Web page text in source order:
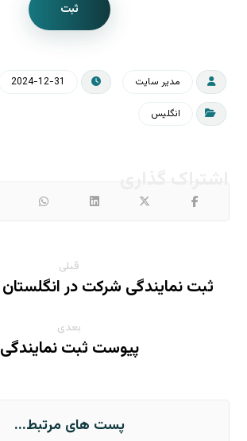
ثبت
مدیر سایت 2024-12-31
انگلیس
قبلی
ثبت نمایندگی شرکت در انگلستان Expansion
بعدی
پیوست ثبت نمایندگی
پست های مرتبط...